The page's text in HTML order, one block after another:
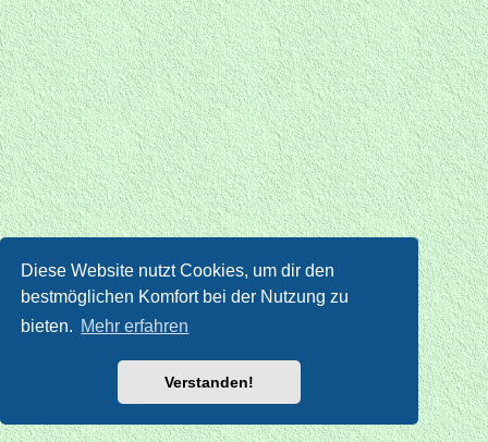
Diese Website nutzt Cookies, um dir den
bestmöglichen Komfort bei der Nutzung zu
bieten. Mehr erfahren
Verstanden!